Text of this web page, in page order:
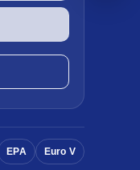
EPA Euro V